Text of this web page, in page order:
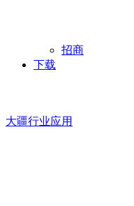
招商
下载
大疆行业应用